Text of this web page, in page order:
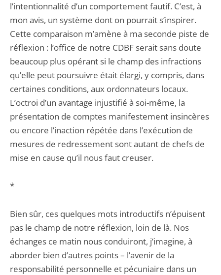
l’intentionnalité d’un comportement fautif. C’est, à
mon avis, un système dont on pourrait s’inspirer.
Cette comparaison m’amène à ma seconde piste de
réflexion : l’office de notre CDBF serait sans doute
beaucoup plus opérant si le champ des infractions
qu’elle peut poursuivre était élargi, y compris, dans
certaines conditions, aux ordonnateurs locaux.
L’octroi d’un avantage injustifié à soi-même, la
présentation de comptes manifestement insincères
ou encore l’inaction répétée dans l’exécution de
mesures de redressement sont autant de chefs de
mise en cause qu’il nous faut creuser.
*
Bien sûr, ces quelques mots introductifs n’épuisent
pas le champ de notre réflexion, loin de là. Nos
échanges ce matin nous conduiront, j’imagine, à
aborder bien d’autres points – l’avenir de la
responsabilité personnelle et pécuniaire dans un